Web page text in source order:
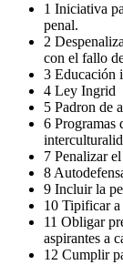
1 Iniciativa
penal.
2
con el fallo
3 Educación
4 Ley Ingrid
5 Padron de
6 Programas
7 Penalizar
8
9 Incluir la
10 Tipificar
11 Obligar
aspirantes a
12 Cumplir